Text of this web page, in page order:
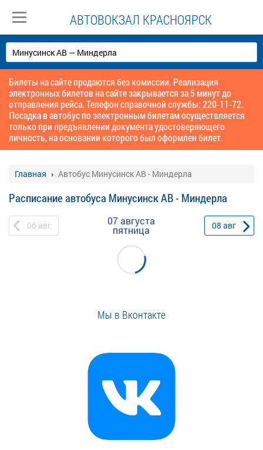
АВТОВОКЗАЛ КРАСНОЯРСК
Билеты на сайте продаются без комиссии. Реализация
электронных билетов на сайте закрывается за 5 минут до
отправления рейса. Телефон справочной службы: 220-11-72.
Посадка в автобус по электронным билетам осуществляется
только при предъявлении документа удостоверяющего
личность, на основании которого был оформлен билет.
Главная Автобус Минусинск АВ - Миндерла
Расписание автобуса Минусинск АВ - Миндерла
06 авг 07 августа
пятница 08 авг
Мы в Вконтакте